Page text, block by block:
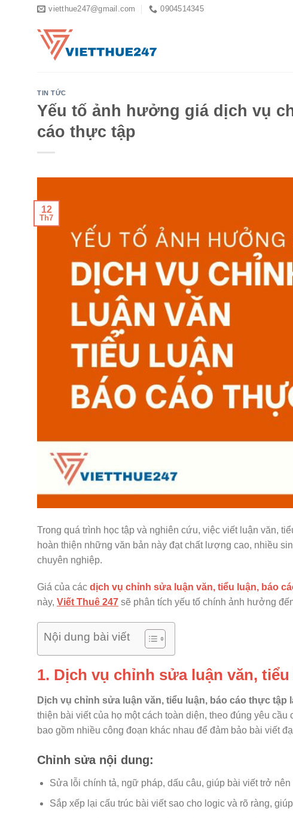
vietthue247@gmail.com 0904514345
TIN TỨC
Yếu tố ảnh hưởng giá dịch vụ
cáo thực tập
12
Th7
Trong quá trình học tập và nghiên cứu, việc viết luận văn,
hoàn thiện những văn bản này đạt chất lượng cao, nhiều
chuyên nghiệp.
Giá của các dịch vụ chỉnh sửa luận văn, tiểu luận, báo
này, Viết Thuê 247 sẽ phân tích yếu tố chính ảnh hưởng
Nội dung bài viết
1. Dịch vụ chỉnh sửa luận văn,
Dịch vụ chỉnh sửa luận văn, tiểu luận, báo cáo thực tập
thiện bài viết của họ một cách toàn diện, theo đúng yêu
bao gồm nhiều công đoạn khác nhau để đảm bảo bài viết
Chỉnh sửa nội dung:
Sửa lỗi chính tả, ngữ pháp, dấu câu, giúp bài viết trở
Sắp xếp lại cấu trúc bài viết sao cho logic và rõ ràng,